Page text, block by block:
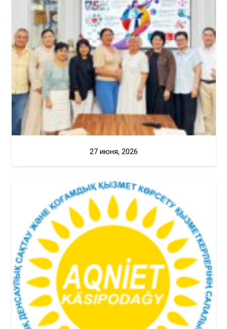
27 июня, 2026